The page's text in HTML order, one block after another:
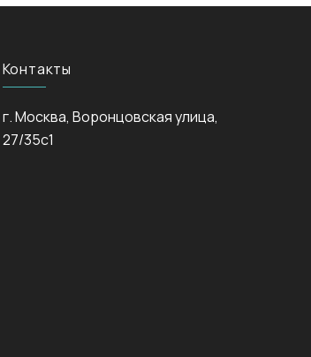
Контакты
г. Москва, Воронцовская улица,
27/35с1